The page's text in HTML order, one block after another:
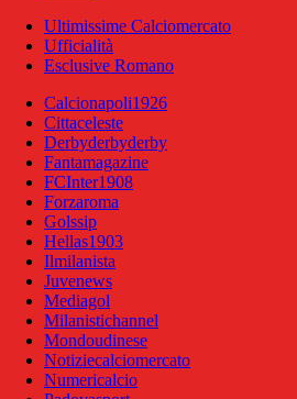
Ultimissime Calciomercato
Ufficialità
Esclusive Romano
Calcionapoli1926
Cittaceleste
Derbyderbyderby
Fantamagazine
FCInter1908
Forzaroma
Golssip
Hellas1903
Ilmilanista
Juvenews
Mediagol
Milanistichannel
Mondoudinese
Notiziecalciomercato
Numericalcio